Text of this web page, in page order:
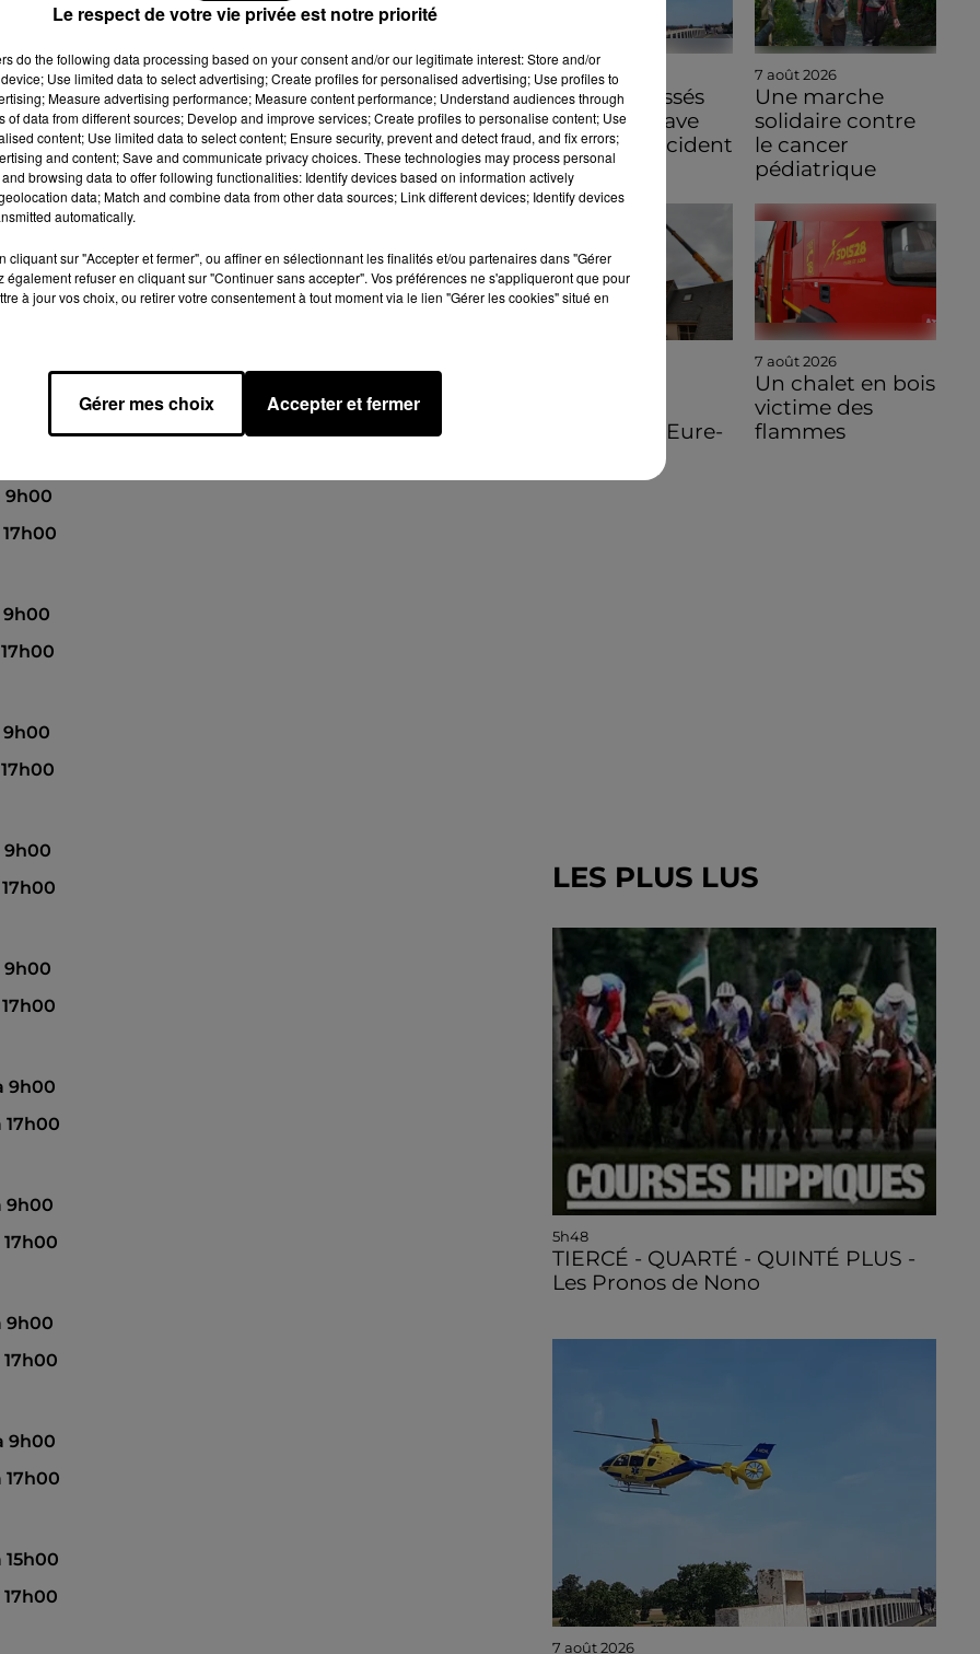
9h00
9h00
9h00
9h00
9h00
9h00
9h00
9h00
9h00
7 août 2026
Quatre blessés
dont un grave
dans un accident
sur l'A10
7 août 2026
Une marche
solidaire contre
le cancer
pédiatrique
volante en Eure-
7 août 2026
Un chalet en bois
victime des
flammes
LES PLUS LUS
5h48
TIERCÉ - QUARTÉ - QUINTÉ PLUS -
Les Pronos de Nono
7 août 2026
Le respect de votre vie privée est notre priorité
do the following data processing based on your consent and/or our legitimate interest: Store and/or
Use limited data to select advertising; Create profiles for personalised advertising; Use profiles to
Measure advertising performance; Measure content performance; Understand audiences through
of data from different sources; Develop and improve services; Create profiles to personalise content; Use
content; Use limited data to select content; Ensure security, prevent and detect fraud, and fix errors;
and content; Save and communicate privacy choices. These technologies may process personal
browsing data to offer following functionalities: Identify devices based on information actively
data; Match and combine data from other data sources; Link different devices; Identify devices
automatically.
cliquant sur "Accepter et fermer", ou affiner en sélectionnant les finalités et/ou partenaires dans "Gérer
également refuser en cliquant sur "Continuer sans accepter". Vos préférences ne s'appliqueront que pour
à jour vos choix, ou retirer votre consentement à tout moment via le lien "Gérer les cookies" situé en
Gérer mes choix Accepter et fermer